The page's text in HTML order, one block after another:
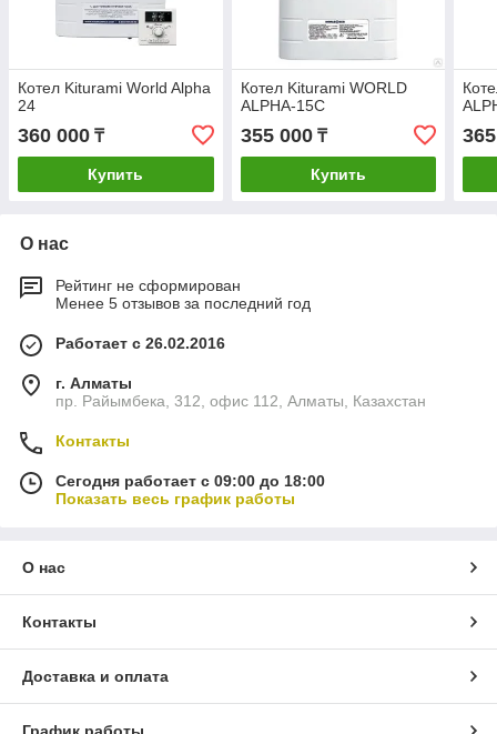
Котел Kiturami World Alpha
24
360 000 ₸
Купить
Котел Kiturami WORLD
ALPHA-15С
355 000₸
Купить
О нас
Рейтинг не сформирован
Менее 5 отзывов за последний год
Работает с 26.02.2016
г. Алматы
пр. Райымбека, 312, офис 112, Алматы, Казахстан
Контакты
Сегодня работает с 09:00 до 18:00
Показать весь график работы
О нас
Контакты
Доставка и оплата